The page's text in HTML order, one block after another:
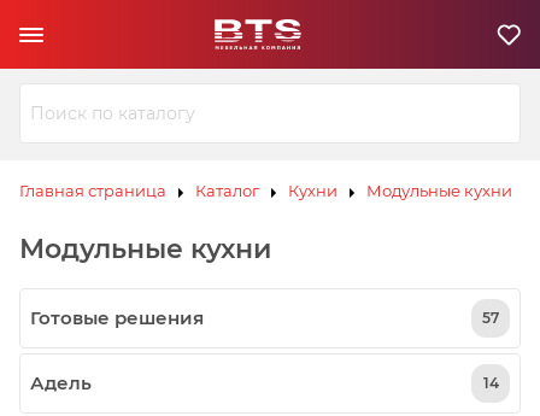
К
КС
СК
КЛ
ЛЮ
ЮЗИВ
ЗИВ
Э
К
СКЛЮЗИВ
В
Л
К
С
К
Э
Главная страница Каталог Кухни Модульные кухни
Модульные кухни
Готовые решения 57
Адель 14